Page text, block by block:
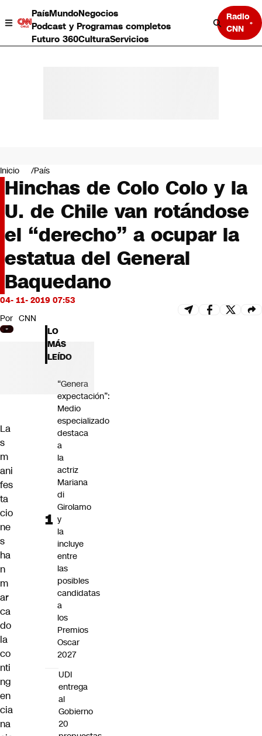
PaísMundoNegocios
Podcast y Programas completos
Futuro 360CulturaServicios
Radio
CNN
Negocios
Deportes
Programas completos
Cultura
Servicios
Bits
CNN tiempo
Futuro 360
Opinión
Inicio País
Hinchas de Colo Colo y la
U. de Chile van rotándose
el “derecho” a ocupar la
estatua del General
Baquedano
04- 11- 2019 07:53
Por CNN
La
s
m
ani
fes
ta
cio
ne
s
ha
n
m
ar
ca
do
la
co
nti
ng
en
cia
na
LO
MÁS
LEÍDO
“Genera
expectación”:
Medio
especializado
destaca
a
la
actriz
Mariana
di
Girolamo
y
la
incluye
entre
las
posibles
candidatas
a
los
Premios
Oscar
2027
UDI
entrega
al
Gobierno
20